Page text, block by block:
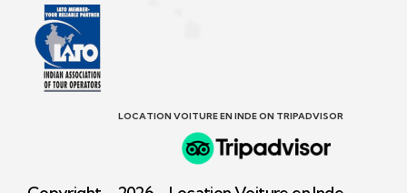
LOCATION VOITURE EN INDE ON TRIPADVISOR